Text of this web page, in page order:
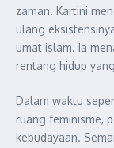
zaman. Kartini
ulang
umat islam. Ia
rentang hidup
Dalam waktu
ruang feminisme,
kebudayaan.